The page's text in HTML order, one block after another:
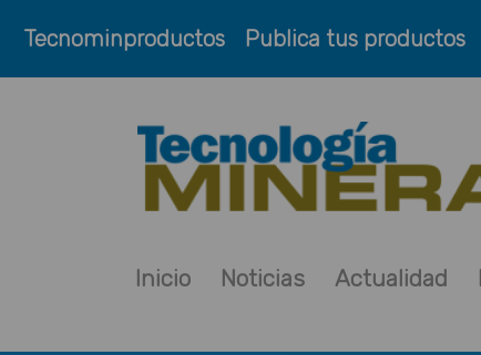
Tecnominproductos Publica tus productos
Inicio Noticias Actualidad